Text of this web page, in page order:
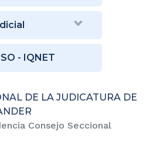
- IQNET
DE LA JUDICATURA DE
Consejo Seccional